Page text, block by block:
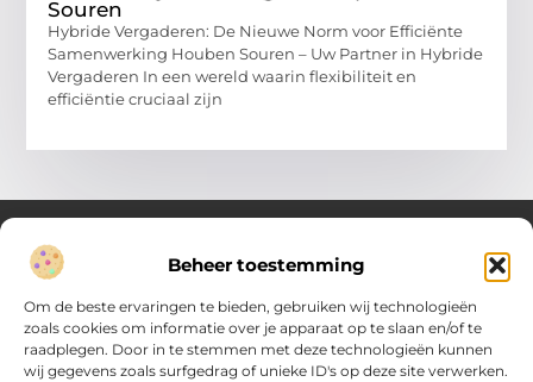
Beheer toestemming
Om de beste ervaringen te bieden, gebruiken wij technologieën
zoals cookies om informatie over je apparaat op te slaan en/of te
raadplegen. Door in te stemmen met deze technologieën kunnen
wij gegevens zoals surfgedrag of unieke ID's op deze site verwerken.
Souren
Hybride Vergaderen: De Nieuwe Norm voor Efficiënte
Samenwerking Houben Souren – Uw Partner in Hybride
Vergaderen In een wereld waarin flexibiliteit en
efficiëntie cruciaal zijn
Inzicht en inspiratie voor jouw dagelijkse keuzes
Ontdek gevarieerde content vol praktische tips, doordachte
inzichten en vernieuwende ideeën. Alles wat je nodig hebt om